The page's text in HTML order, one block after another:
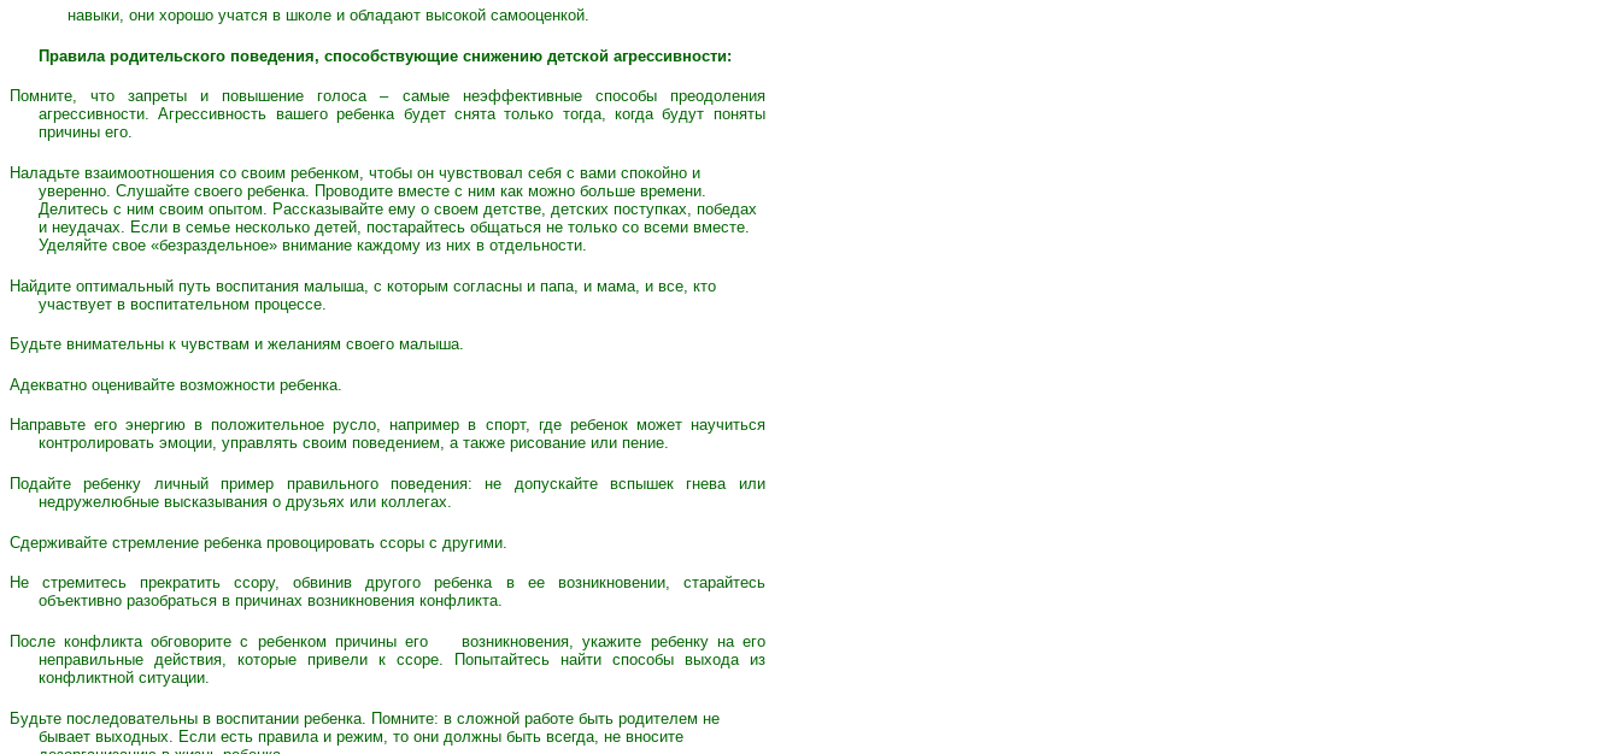
навыки, они хорошо учатся в школе и обладают высокой самооценкой.
Правила родительского поведения, способствующие снижению детской агрессивности:
Помните, что запреты и повышение голоса – самые неэффективные способы преодоления
агрессивности. Агрессивность вашего ребенка будет снята только тогда, когда будут поняты
причины его.
Наладьте взаимоотношения со своим ребенком, чтобы он чувствовал себя с вами спокойно и
уверенно. Слушайте своего ребенка. Проводите вместе с ним как можно больше времени.
Делитесь с ним своим опытом. Рассказывайте ему о своем детстве, детских поступках, победах
и неудачах. Если в семье несколько детей, постарайтесь общаться не только со всеми вместе.
Уделяйте свое «безраздельное» внимание каждому из них в отдельности.
Найдите оптимальный путь воспитания малыша, с которым согласны и папа, и мама, и все, кто
участвует в воспитательном процессе.
Будьте внимательны к чувствам и желаниям своего малыша.
Адекватно оценивайте возможности ребенка.
Направьте его энергию в положительное русло, например в спорт, где ребенок может научиться
контролировать эмоции, управлять своим поведением, а также рисование или пение.
Подайте ребенку личный пример правильного поведения: не допускайте вспышек гнева или
недружелюбные высказывания о друзьях или коллегах.
Сдерживайте стремление ребенка провоцировать ссоры с другими.
Не стремитесь прекратить ссору, обвинив другого ребенка в ее возникновении, старайтесь
объективно разобраться в причинах возникновения конфликта.
После конфликта обговорите с ребенком причины его возникновения, укажите ребенку на его
неправильные действия, которые привели к ссоре. Попытайтесь найти способы выхода из
конфликтной ситуации.
Будьте последовательны в воспитании ребенка. Помните: в сложной работе быть родителем не
бывает выходных. Если есть правила и режим, то они должны быть всегда, не вносите